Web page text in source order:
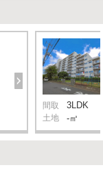
間取 3LDK
土地 -㎡